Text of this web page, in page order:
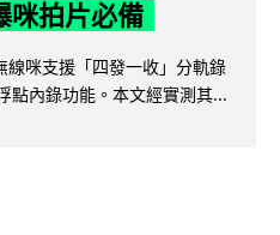
咪拍片必備
咪支援「四發一收」分軌錄
內錄功能。本文經實測其...